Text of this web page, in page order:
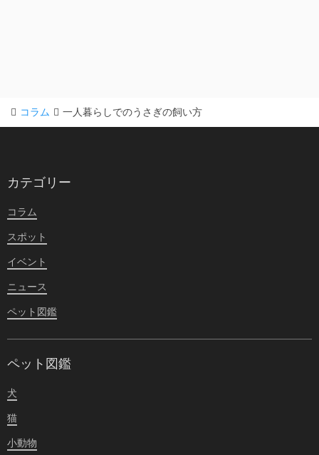
コラム 一人暮らしでのうさぎの飼い方
カテゴリー
コラム
スポット
イベント
ニュース
ペット図鑑
ペット図鑑
犬
猫
小動物